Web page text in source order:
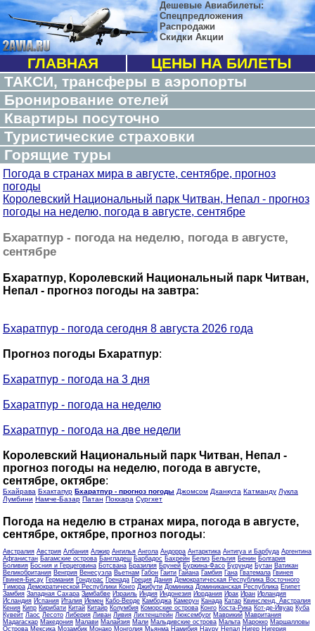
Дешевые Авиабилеты:
Спецпредложения
Распродажи
Скидки Акции
ГЛАВНАЯ
ЦЕНЫ НА БИЛЕТЫ
ТАКСИ, трансферы в аэропорты
Бронирование отелей
Квартиры посуточно
Туристические страховки
Горящие туры
Погода в странах мира в августе, сентябре, прогноз
погоды
Королевский Национальный парк Читван, Непал - прогноз
погоды на неделю, погода в августе, сентябре
Бхаратпур - погода на неделю, погода в августе,
сентябре
Бхаратпур, Королевский Национальный парк Читван,
Непал - прогноз погоды на завтра:
Бхаратпур - погода сегодня 8 августа 2026 года
Прогноз погоды Бхаратпур:
Бхаратпур - погода на 3 дня
Бхаратпур - погода на неделю
Бхаратпур - погода на две недели
Королевский Национальный парк Читван, Непал -
прогноз погоды на неделю, погода в августе,
сентябре, октябре:
Бхайрава Бхактапур Бхаратпур - прогноз погоды Джомсом Дханкута Катманду Лукла
Лумбини Намче-Базар Патан Покхара Сургхет
Погода на неделю в странах мира, погода в августе,
сентябре, октябре, прогноз погоды:
Австралия Австрия Албания Алжир Ангилья Ангола Андорра Антарктика Антигуа и Барбуда Аргентина
Афганистан Багамские острова Бангладеш Барбадос Бахрейн Белиз Бельгия Бенин Болгария
Боливия Босния и Герцеговина Ботсвана Бразилия Бруней Буркина-Фасо Бурунди Бутан Ватикан
Великобритания Венгрия Венесуэла Вьетнам Габон Гаити Гайана Гамбия Гана Гватемала Гвинея
Гвинея-Бисау Германия Гондурас Гренада Греция Дания Демократическая Республика Восточного
Тимора Демократической Республики Конго Джибути Доминика Доминиканская Республика Египет
Замбия Западная Сахара Зимбабве Израиль Индия Индонезия Иордания Ирак Иран Ирландия
Исландия Испания Италия Йемен Кабо-Верде Камбоджа Камерун Канада Катар Квинсленд, Австралия
Кения Кипр Кирибати Китай Китайр Колумбия Коморские острова Конго Коста-Рика Кот-де-Ивуар Куба
Кувейт Лаос Лесото Либерия Ливан Ливия Лихтенштейн Люксембург Маврикий Мавритания
Мадагаскар Македония Малави Малайзия Мали Мальдивские острова Мальта Марокко Маршалловы
Острова Мексика Мозамбик Монако Монголия Мьянма Намибия Науру Непал Нигер Нигерия